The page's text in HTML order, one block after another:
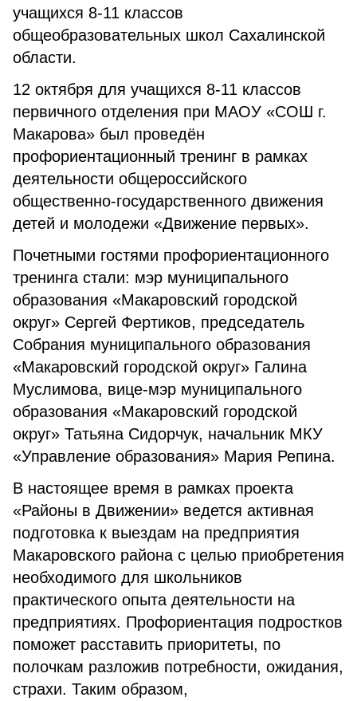
учащихся 8-11 классов
общеобразовательных школ Сахалинской
области.
12 октября для учащихся 8-11 классов
первичного отделения при МАОУ «СОШ г.
Макарова» был проведён
профориентационный тренинг в рамках
деятельности общероссийского
общественно-государственного движения
детей и молодежи «Движение первых».
Почетными гостями профориентационного
тренинга стали: мэр муниципального
образования «Макаровский городской
округ» Сергей Фертиков, председатель
Собрания муниципального образования
«Макаровский городской округ» Галина
Муслимова, вице-мэр муниципального
образования «Макаровский городской
округ» Татьяна Сидорчук, начальник МКУ
«Управление образования» Мария Репина.
В настоящее время в рамках проекта
«Районы в Движении» ведется активная
подготовка к выездам на предприятия
Макаровского района с целью приобретения
необходимого для школьников
практического опыта деятельности на
предприятиях. Профориентация подростков
поможет расставить приоритеты, по
полочкам разложив потребности, ожидания,
страхи. Таким образом,